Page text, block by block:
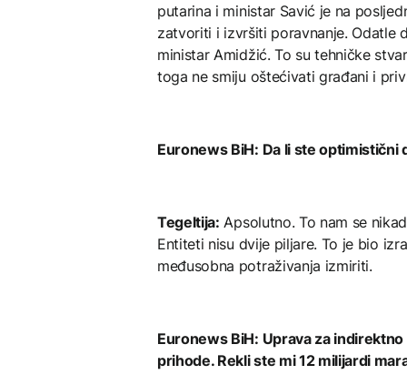
putarina i ministar Savić je na
zatvoriti i izvršiti poravnanje. Odatle
ministar Amidžić. To su tehničke
toga ne smiju oštećivati građani i
Euronews BiH: Da li ste optimistični
Tegeltija: Apsolutno. To nam se
Entiteti nisu dvije piljare. To je bio
međusobna potraživanja izmiriti.
Euronews BiH: Uprava za
prihode. Rekli ste mi 12 milijardi